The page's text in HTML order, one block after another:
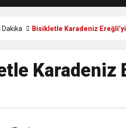
Dakika Bisikletle Karadeniz
Karadeniz